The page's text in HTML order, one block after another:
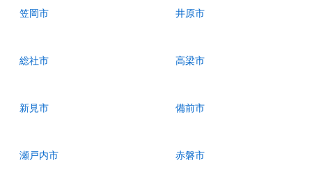
笠岡市 井原市
総社市 高梁市
新見市 備前市
瀬戸内市 赤磐市